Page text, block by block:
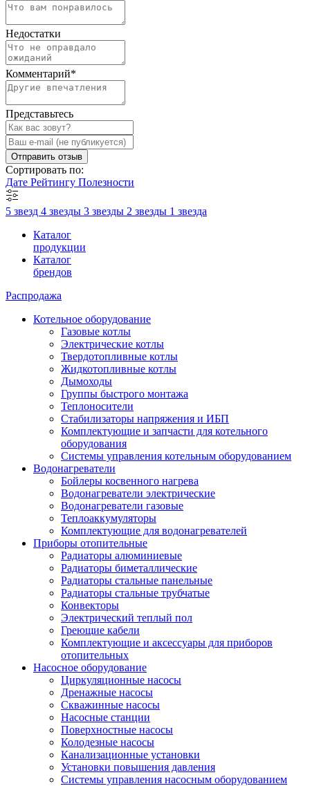
Недостатки
Комментарий*
Представьтесь
Отправить отзыв
Сортировать по:
Дате Рейтингу Полезности
5 звезд 4 звезды 3 звезды 2 звезды 1 звезда
Каталог
продукции
Каталог
брендов
Распродажа
Котельное оборудование
Газовые котлы
Электрические котлы
Твердотопливные котлы
Жидкотопливные котлы
Дымоходы
Группы быстрого монтажа
Теплоносители
Стабилизаторы напряжения и ИБП
Комплектующие и запчасти для котельного
оборудования
Системы управления котельным оборудованием
Водонагреватели
Бойлеры косвенного нагрева
Водонагреватели электрические
Водонагреватели газовые
Теплоаккумуляторы
Комплектующие для водонагревателей
Приборы отопительные
Радиаторы алюминиевые
Радиаторы биметаллические
Радиаторы стальные панельные
Радиаторы стальные трубчатые
Конвекторы
Электрический теплый пол
Греющие кабели
Комплектующие и аксессуары для приборов
отопительных
Насосное оборудование
Циркуляционные насосы
Дренажные насосы
Скважинные насосы
Насосные станции
Поверхностные насосы
Колодезные насосы
Канализационные установки
Установки повышения давления
Системы управления насосным оборудованием